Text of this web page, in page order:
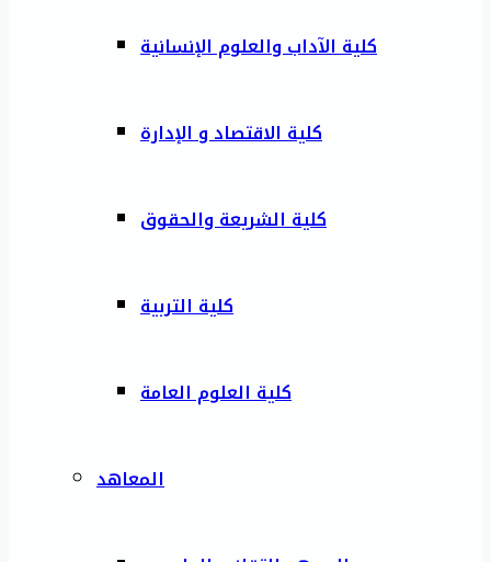
كلية الآداب والعلوم الإنسانية
كلية الاقتصاد و الإدارة
كلية الشريعة والحقوق
كلية التربية
كلية العلوم العامة
المعاهد